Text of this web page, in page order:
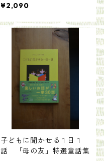
¥2,090
子どもに聞かせる１日１
話 「母の友」特選童話集